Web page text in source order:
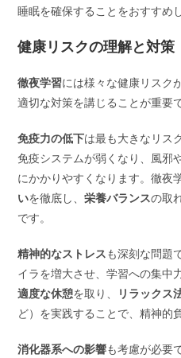
睡眠を確保することをおすすめ
健康リスクの理解と対策
徹夜学習には様々な健康リスク
適切な対策を講じることが重要で
免疫力の低下は最も大きなリス
免疫システムが弱くなり、風邪
にかかりやすくなります。徹夜
いを徹底し、栄養バランスの取
です。
精神的なストレスも深刻な問題
イラを増大させ、学習への集中
適度な休憩を取り、 リラックス
ど）を実践することで、精神的
消化器系への影響も考慮が必要